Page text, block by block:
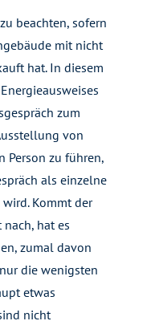
beachten, sofern
mit nicht
hat. In diesem
zum
von
Person zu führen,
als einzelne
Kommt der
hat es
zumal davon
die wenigsten
etwas
nicht